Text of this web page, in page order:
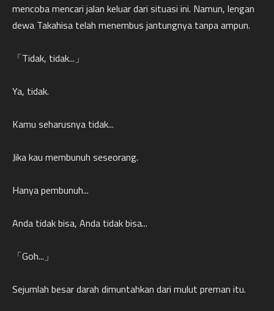
mencoba mencari jalan keluar dari situasi ini. Namun, lengan
dewa Takahisa telah menembus jantungnya tanpa ampun.
「Tidak, tidak...」
Ya, tidak.
Kamu seharusnya tidak...
Jika kau membunuh seseorang.
Hanya pembunuh...
Anda tidak bisa, Anda tidak bisa...
「Goh...」
Sejumlah besar darah dimuntahkan dari mulut preman itu.